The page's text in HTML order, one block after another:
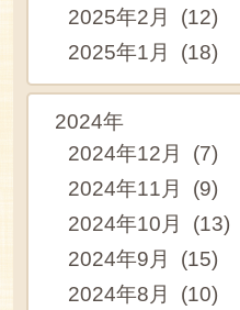
2025年2月 (12)
2025年1月 (18)
2024年
2024年12月 (7)
2024年11月 (9)
2024年10月 (13)
2024年9月 (15)
2024年8月 (10)